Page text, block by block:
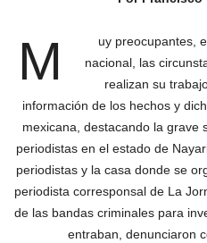
M
uy preocupantes,
nacional, las
realizan su
información de los hechos y
mexicana, destacando la grave
periodistas en el estado de
periodistas y la casa donde se
periodista corresponsal de La
de las bandas criminales para
entraban, denunciaron